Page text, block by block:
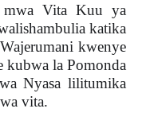
mwa Vita Kuu ya
katika
kwenye
kubwa la Pomonda
Nyasa lilitumika
vita.